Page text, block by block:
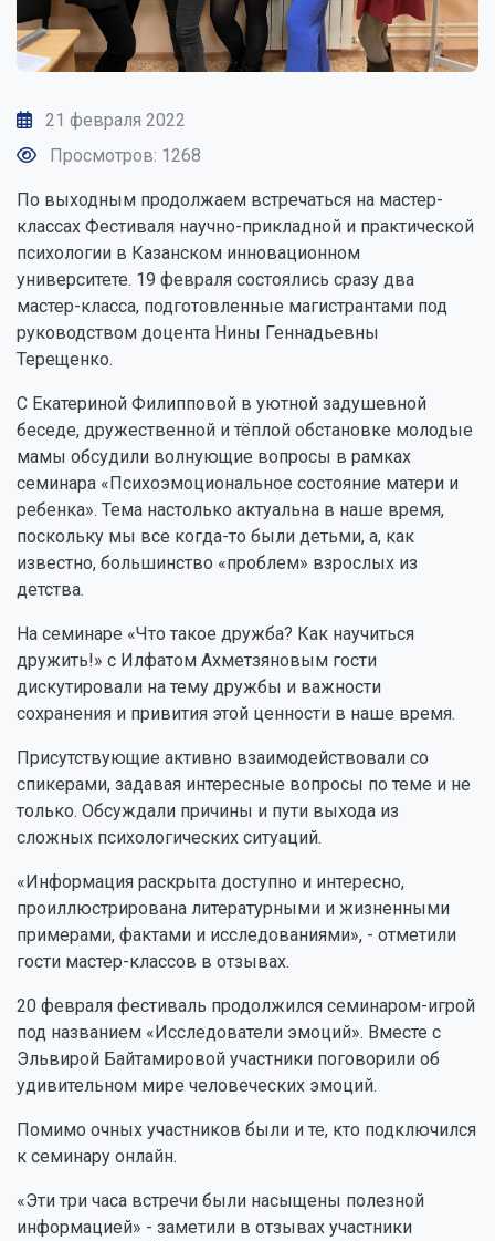
21 февраля 2022
Просмотров: 1268
По выходным продолжаем встречаться на мастер-
классах Фестиваля научно-прикладной и практической
психологии в Казанском инновационном
университете. 19 февраля состоялись сразу два
мастер-класса, подготовленные магистрантами под
руководством доцента Нины Геннадьевны
Терещенко.
С Екатериной Филипповой в уютной задушевной
беседе, дружественной и тёплой обстановке молодые
мамы обсудили волнующие вопросы в рамках
семинара «Психоэмоциональное состояние матери и
ребенка». Тема настолько актуальна в наше время,
поскольку мы все когда-то были детьми, а, как
известно, большинство «проблем» взрослых из
детства.
На семинаре «Что такое дружба? Как научиться
дружить!» с Илфатом Ахметзяновым гости
дискутировали на тему дружбы и важности
сохранения и привития этой ценности в наше время.
Присутствующие активно взаимодействовали со
спикерами, задавая интересные вопросы по теме и не
только. Обсуждали причины и пути выхода из
сложных психологических ситуаций.
«Информация раскрыта доступно и интересно,
проиллюстрирована литературными и жизненными
примерами, фактами и исследованиями», - отметили
гости мастер-классов в отзывах.
20 февраля фестиваль продолжился семинаром-игрой
под названием «Исследователи эмоций». Вместе с
Эльвирой Байтамировой участники поговорили об
удивительном мире человеческих эмоций.
Помимо очных участников были и те, кто подключился
к семинару онлайн.
«Эти три часа встречи были насыщены полезной
информацией» - заметили в отзывах участники